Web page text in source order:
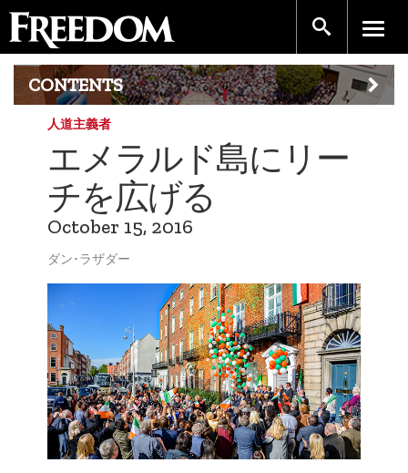
CONTENTS
人道主義者
エメラルド島にリー
チを広げる
October 15, 2016
ダン･ラザダー